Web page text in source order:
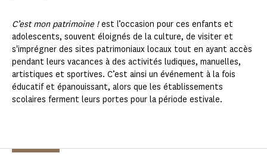
C’est mon patrimoine !est l’occasion pour ces enfants et
adolescents, souvent éloignés de la culture, de visiter et
s'imprégner des sites patrimoniaux locaux tout en ayant accès
pendant leurs vacances à des activités ludiques, manuelles,
artistiques et sportives. C’est ainsi un événement à la fois
éducatif et épanouissant, alors que les établissements
scolaires ferment leurs portes pour la période estivale.